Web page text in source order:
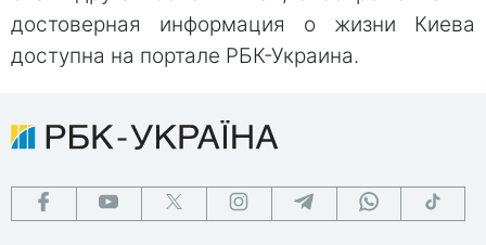
достоверная информация о жизни Киева
доступна на портале РБК-Украина.